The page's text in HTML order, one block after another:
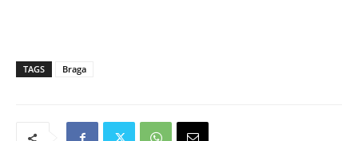
TAGS Braga